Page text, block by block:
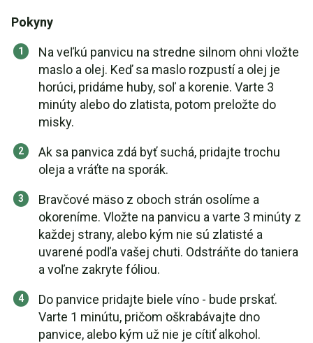
Pokyny
Na veľkú panvicu na stredne silnom ohni vložte
maslo a olej. Keď sa maslo rozpustí a olej je
horúci, pridáme huby, soľ a korenie. Varte 3
minúty alebo do zlatista, potom preložte do
misky.
Ak sa panvica zdá byť suchá, pridajte trochu
oleja a vráťte na sporák.
Bravčové mäso z oboch strán osolíme a
okoreníme. Vložte na panvicu a varte 3 minúty z
každej strany, alebo kým nie sú zlatisté a
uvarené podľa vašej chuti. Odstráňte do taniera
a voľne zakryte fóliou.
Do panvice pridajte biele víno - bude prskať.
Varte 1 minútu, pričom oškrabávajte dno
panvice, alebo kým už nie je cítiť alkohol.